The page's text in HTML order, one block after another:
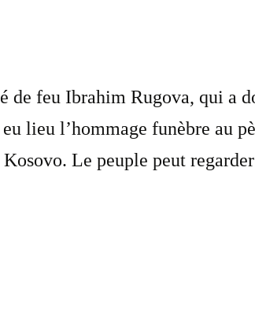
de feu Ibrahim Rugova, qui a
lieu l’hommage funèbre au
Le peuple peut